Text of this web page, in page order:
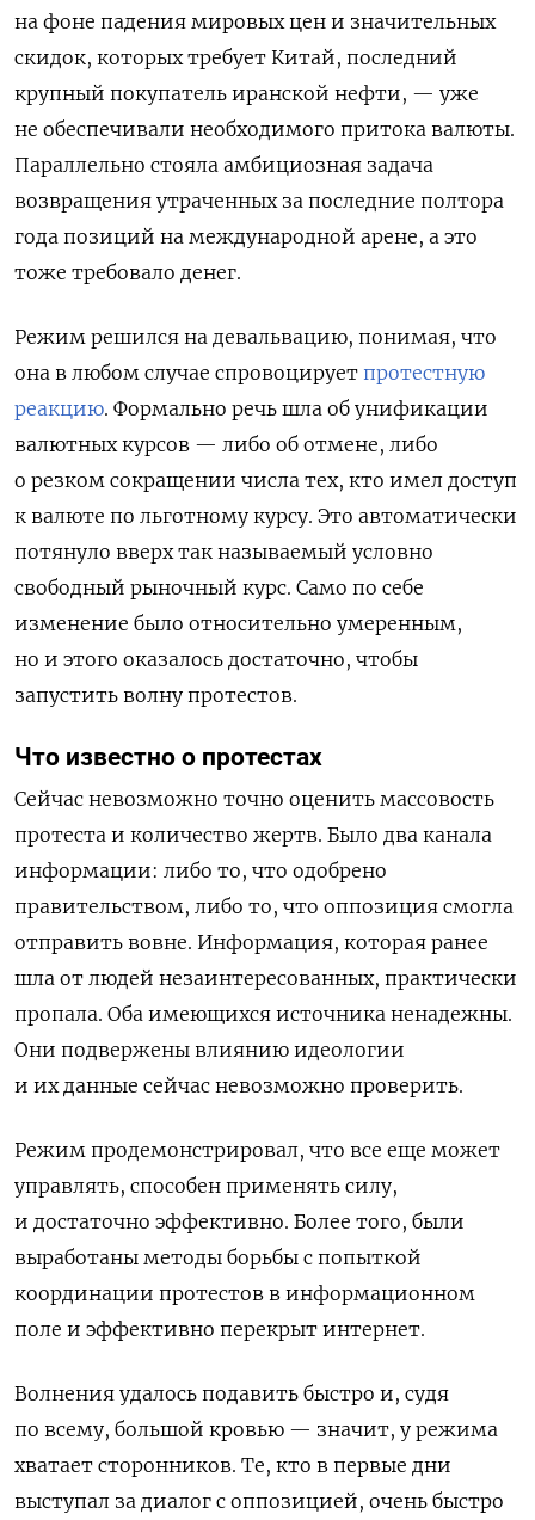
на фоне падения мировых цен и значительных
скидок, которых требует Китай, последний
крупный покупатель иранской нефти, — уже
не обеспечивали необходимого притока валюты.
Параллельно стояла амбициозная задача
возвращения утраченных за последние полтора
года позиций на международной арене, а это
тоже требовало денег.
Режим решился на девальвацию, понимая, что
она в любом случае спровоцирует протестную
реакцию. Формально речь шла об унификации
валютных курсов — либо об отмене, либо
о резком сокращении числа тех, кто имел доступ
к валюте по льготному курсу. Это автоматически
потянуло вверх так называемый условно
свободный рыночный курс. Само по себе
изменение было относительно умеренным,
но и этого оказалось достаточно, чтобы
запустить волну протестов.
Что известно о протестах
Сейчас невозможно точно оценить массовость
протеста и количество жертв. Было два канала
информации: либо то, что одобрено
правительством, либо то, что оппозиция смогла
отправить вовне. Информация, которая ранее
шла от людей незаинтересованных, практически
пропала. Оба имеющихся источника ненадежны.
Они подвержены влиянию идеологии
и их данные сейчас невозможно проверить.
Режим продемонстрировал, что все еще может
управлять, способен применять силу,
и достаточно эффективно. Более того, были
выработаны методы борьбы с попыткой
координации протестов в информационном
поле и эффективно перекрыт интернет.
Волнения удалось подавить быстро и, судя
по всему, большой кровью — значит, у режима
хватает сторонников. Те, кто в первые дни
выступал за диалог с оппозицией, очень быстро